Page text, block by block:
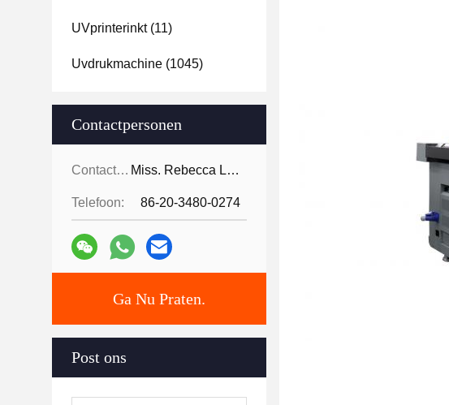
UVprinterinkt(11)
Uvdrukmachine (1045)
Contactpersonen
Contactpersonen: Miss. Rebecca Lee
Telefoon: 86-20-3480-0274
Ga Nu Praten.
Post ons